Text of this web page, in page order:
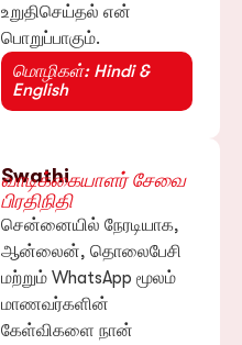
உறுதிசெய்தல் என்
பொறுப்பாகும்.
மொழிகள்: Hindi &
English
Swathi
வாடிக்கையாளர் சேவை
பிரதிநிதி
சென்னையில் நேரடியாக,
ஆன்லைன், தொலைபேசி
மற்றும் WhatsApp மூலம்
மாணவர்களின்
கேள்விகளை நான்